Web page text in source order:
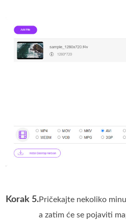
Korak 5.Pričekajte nekoliko
a zatim će se pojaviti